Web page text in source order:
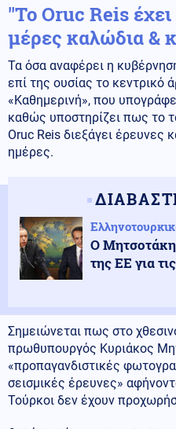
''Το Oruc Reis
μέρες καλώδια &
Τα όσα αναφέρει η
επί της ουσίας το κεντρικό
«Καθημερινή», που
καθώς υποστηρίζει πως το
Oruc Reis διεξάγει έρευνες
ημέρες.
Ο
της ΕΕ για
Σημειώνεται πως στο
πρωθυπουργός Κυριάκος
«προπαγανδιστικές
σεισμικές έρευνες»
Τούρκοι δεν έχουν